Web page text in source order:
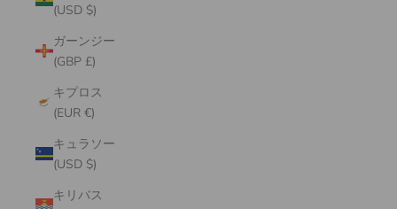
(USD $)
ガーンジー
(GBP £)
キプロス
(EUR €)
キュラソー
(USD $)
キリバス